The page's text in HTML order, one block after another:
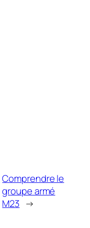
Comprendre le
groupe armé
M23 →